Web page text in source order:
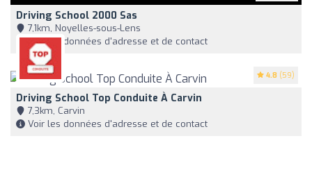
Driving School 2000 Sas
7,1km, Noyelles-sous-Lens
Voir les données d'adresse et de contact
4.8 (59)
Driving School Top Conduite À Carvin
7,3km, Carvin
Voir les données d'adresse et de contact